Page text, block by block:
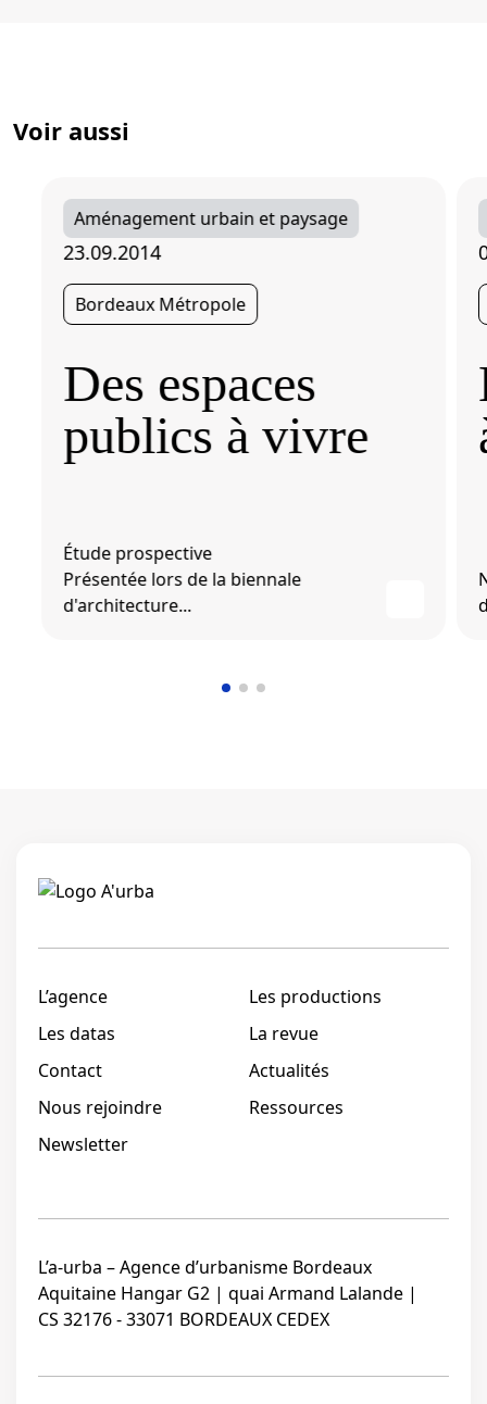
Voir aussi
Aménagement urbain et paysage
23.09.2014
Bordeaux Métropole
Des espaces
publics à vivre
Étude prospective
Présentée lors de la biennale
d'architecture...
L’agence
Les productions
Les datas
La revue
Contact
Actualités
Nous rejoindre
Ressources
Newsletter
L’a-urba – Agence d’urbanisme Bordeaux
Aquitaine Hangar G2 | quai Armand Lalande |
CS 32176 - 33071 BORDEAUX CEDEX